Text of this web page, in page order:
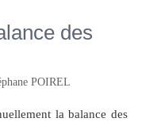
des
POIREL
la balance des